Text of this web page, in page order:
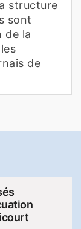
structure
sont
de la
de